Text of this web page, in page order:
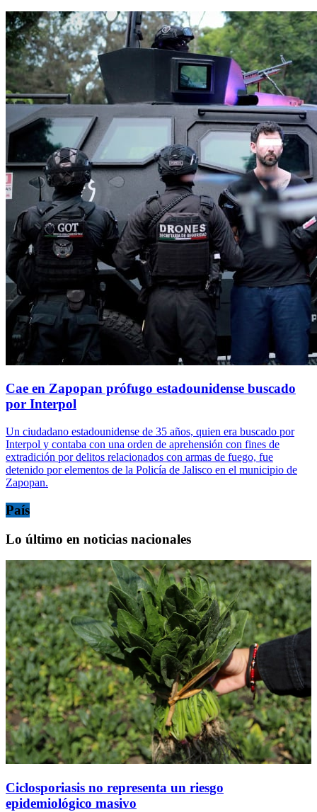
Cae en Zapopan prófugo estadounidense buscado
por Interpol
Un ciudadano estadounidense de 35 años, quien era buscado por
Interpol y contaba con una orden de aprehensión con fines de
extradición por delitos relacionados con armas de fuego, fue
detenido por elementos de la Policía de Jalisco en el municipio de
Zapopan.
País
Lo último en noticias nacionales
Ciclosporiasis no representa un riesgo
epidemiológico masivo